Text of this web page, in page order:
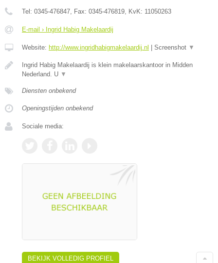
Tel: 0345-476847 , Fax: 0345-476819 , KvK: 11050263
E-mail › Ingrid Habig Makelaardij
Website: http://www.ingridhabigmakelaardij.nl | Screenshot ▼
Ingrid Habig Makelaardij is klein makelaarskantoor in Midden
Nederland. U ▼
Diensten onbekend
Openingstijden onbekend
Sociale media:
BEKIJK VOLLEDIG PROFIEL